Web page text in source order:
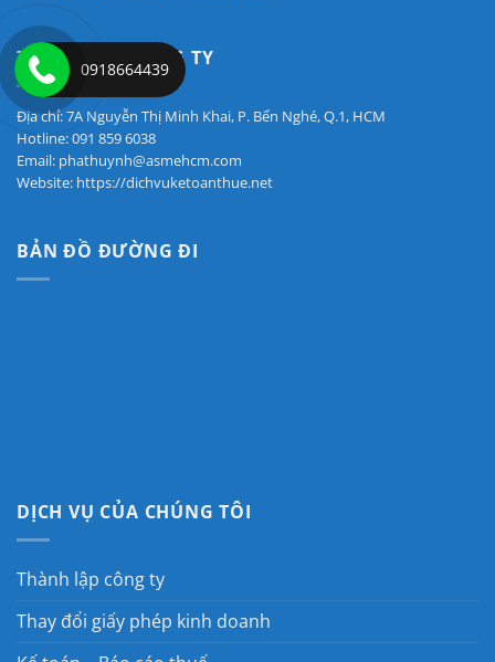
THÔNG TIN CÔNG TY
Địa chỉ: 7A Nguyễn Thị Minh Khai, P. Bến Nghé, Q.1, HCM
Hotline: 091 859 6038
Email: phathuynh@asmehcm.com
Website: https://dichvuketoanthue.net
BẢN ĐỒ ĐƯỜNG ĐI
DỊCH VỤ CỦA CHÚNG TÔI
Thành lập công ty
Thay đổi giấy phép kinh doanh
0918664439